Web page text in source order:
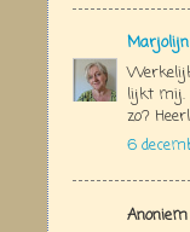
lijkt mij.
zo?
6